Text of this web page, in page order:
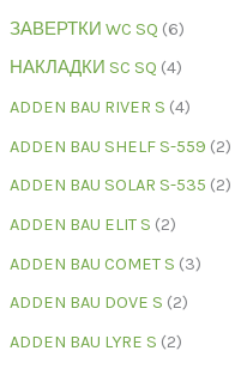
ЗАВЕРТКИ WC SQ 6
НАКЛАДКИ SC SQ 4
ADDEN BAU RIVER S 4
ADDEN BAU SHELF S-559 2
ADDEN BAU SOLAR S-535 2
ADDEN BAU ELIT S 2
ADDEN BAU COMET S 3
ADDEN BAU DOVE S 2
ADDEN BAU LYRE S 2